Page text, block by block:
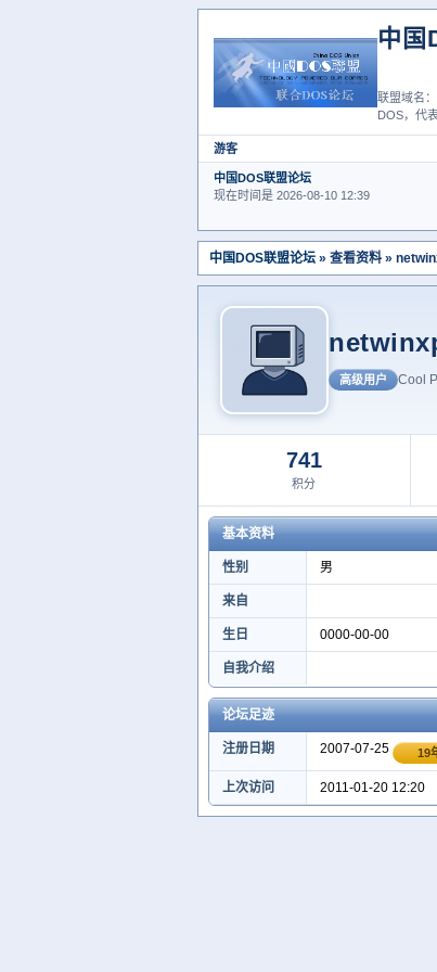
中国
联盟域名：
DOS，代
游客
中国DOS联盟论坛
现在时间是 2026-08-10 12:39
中国DOS联盟论坛 » 查看资料 »
高级用户 Cool
741
积分
基本资料
性别 男
来自
生日 0000-00-00
自我介绍
论坛足迹
注册日期 2007-07-25 19
上次访问 2011-01-20 12:20